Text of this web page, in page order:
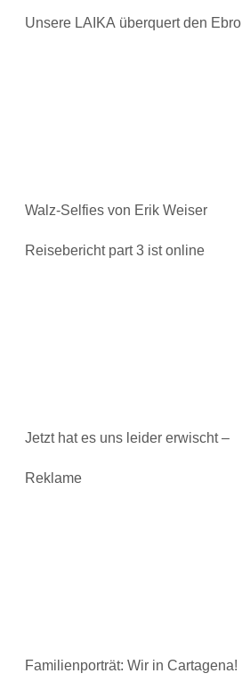
Unsere LAIKA überquert den Ebro
Walz-Selfies von Erik Weiser
Reisebericht part 3 ist online
Jetzt hat es uns leider erwischt –
Reklame
Familienporträt: Wir in Cartagena!